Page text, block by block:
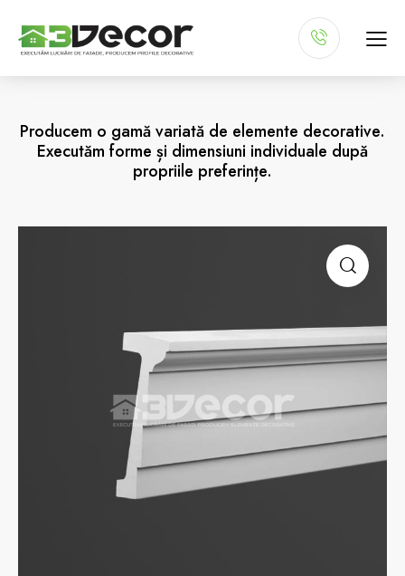
Producem o gamă variată de elemente decorative.
Executăm forme și dimensiuni individuale după
propriile preferințe.